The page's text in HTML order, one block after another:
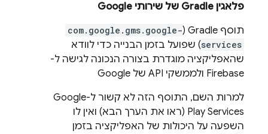
פלאגין Gradle של שירותי Google
תוסף Gradle‏ (
com.google.gms.google-
services) שפועל בזמן הבנייה כדי לוודא
שהאפליקציה מוגדרת בצורה הנכונה לגישה ל-
Firebase ולממשקי API של Google
למרות השם, התוסף הזה לא קשור ל-Google
Play Services (ראו את הערך הבא) ואין לו
השפעה על היכולות של האפליקציה בזמן